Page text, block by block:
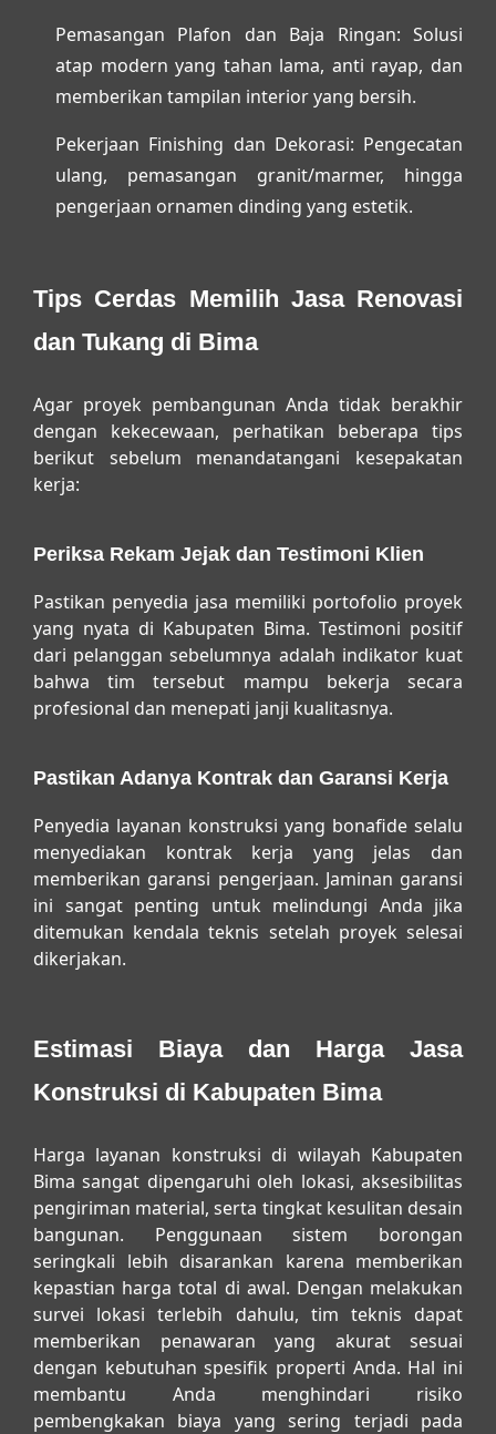
Pemasangan Plafon dan Baja Ringan: Solusi
atap modern yang tahan lama, anti rayap, dan
memberikan tampilan interior yang bersih.
Pekerjaan Finishing dan Dekorasi: Pengecatan
ulang, pemasangan granit/marmer, hingga
pengerjaan ornamen dinding yang estetik.
Tips Cerdas Memilih Jasa Renovasi
dan Tukang di Bima
Agar proyek pembangunan Anda tidak berakhir
dengan kekecewaan, perhatikan beberapa tips
berikut sebelum menandatangani kesepakatan
kerja:
Periksa Rekam Jejak dan Testimoni Klien
Pastikan penyedia jasa memiliki portofolio proyek
yang nyata di Kabupaten Bima. Testimoni positif
dari pelanggan sebelumnya adalah indikator kuat
bahwa tim tersebut mampu bekerja secara
profesional dan menepati janji kualitasnya.
Pastikan Adanya Kontrak dan Garansi Kerja
Penyedia layanan konstruksi yang bonafide selalu
menyediakan kontrak kerja yang jelas dan
memberikan garansi pengerjaan. Jaminan garansi
ini sangat penting untuk melindungi Anda jika
ditemukan kendala teknis setelah proyek selesai
dikerjakan.
Estimasi Biaya dan Harga Jasa
Konstruksi di Kabupaten Bima
Harga layanan konstruksi di wilayah Kabupaten
Bima sangat dipengaruhi oleh lokasi, aksesibilitas
pengiriman material, serta tingkat kesulitan desain
bangunan. Penggunaan sistem borongan
seringkali lebih disarankan karena memberikan
kepastian harga total di awal. Dengan melakukan
survei lokasi terlebih dahulu, tim teknis dapat
memberikan penawaran yang akurat sesuai
dengan kebutuhan spesifik properti Anda. Hal ini
membantu Anda menghindari risiko
pembengkakan biaya yang sering terjadi pada